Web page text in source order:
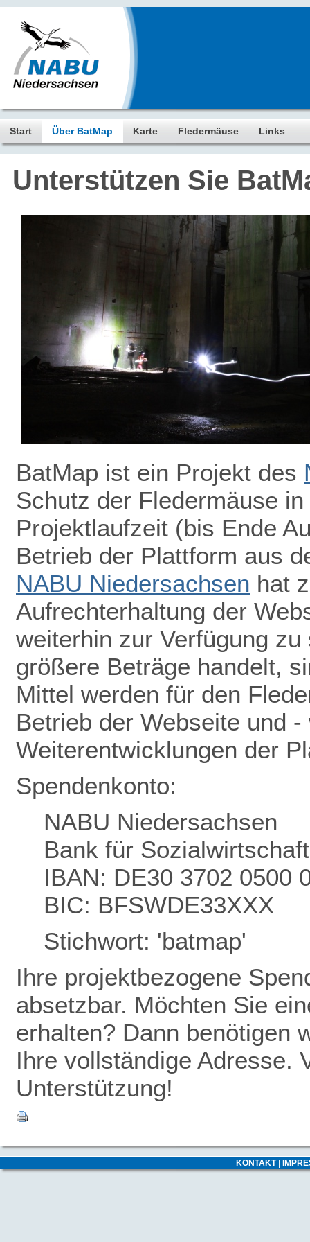
Start Über BatMap Karte Fledermäuse Links
Unterstützen Sie
BatMap ist ein Projekt des
Schutz der Fledermäuse
Projektlaufzeit (bis Ende
Betrieb der Plattform aus
NABU Niedersachsen hat
Aufrechterhaltung der
weiterhin zur Verfügung
größere Beträge handelt,
Mittel werden für den
Betrieb der Webseite und
Weiterentwicklungen der
Spendenkonto:
NABU Niedersachsen
Bank für
IBAN: DE30 3702 0500
BIC: BFSWDE33XXX
Stichwort: 'batmap'
Ihre projektbezogene
absetzbar. Möchten Sie
erhalten? Dann benötigen
Ihre vollständige Adresse.
Unterstützung!
KONTAKT|